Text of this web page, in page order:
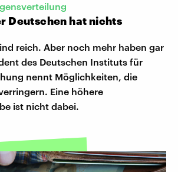
Deutschen hat nichts
reich. Aber noch mehr haben gar
des Deutschen Instituts für
nennt Möglichkeiten, die
Eine höhere
ist nicht dabei.